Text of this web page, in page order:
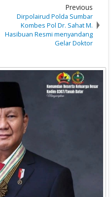
Previous
Dirpolairud Polda Sumbar
Kombes Pol Dr. Sahat M.
Hasibuan Resmi menyandang
Gelar Doktor